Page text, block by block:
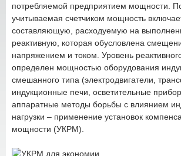
потребляемой предприятием мощности.
учитываемая счетчиком мощность
составляющую, расходуемую на
реактивную, которая обусловлена
напряжением и током. Уровень
определен мощностью оборудования
смешанного типа (электродвигатели,
индукционные печи, осветительные
аппаратные методы борьбы с влиянием
нагрузки – применение установок
мощности (УКРМ).